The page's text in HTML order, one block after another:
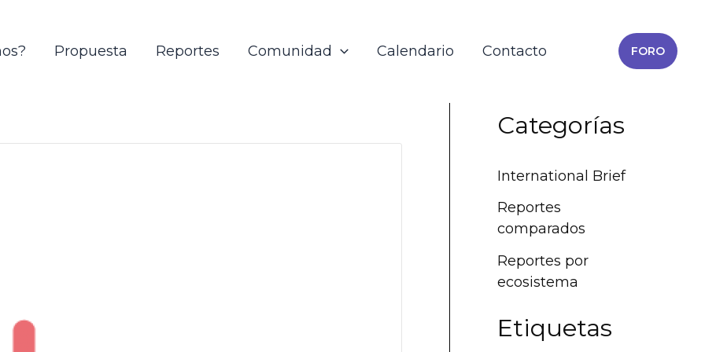
Propuesta Reportes Comunidad Calendario Contacto FORO
Categorías
International Brief
Reportes
comparados
Reportes por
ecosistema
Etiquetas